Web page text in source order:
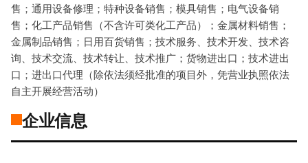
售；通用设备修理；特种设备销售；模具销售；电气设备销
售；化工产品销售（不含许可类化工产品）；金属材料销售；
金属制品销售；日用百货销售；技术服务、技术开发、技术咨
询、技术交流、技术转让、技术推广；货物进出口；技术进出
口；进出口代理（除依法须经批准的项目外，凭营业执照依法
自主开展经营活动）
企业信息